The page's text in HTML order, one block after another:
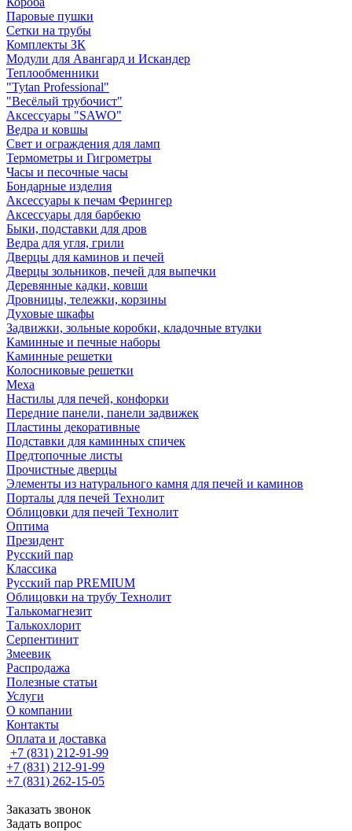
Паровые пушки
Сетки на трубы
Комплекты ЗК
Модули для Авангард и Искандер
Теплообменники
"Tytan Professional"
"Весёлый трубочист"
Аксессуары "SAWO"
Ведра и ковшы
Свет и ограждения для ламп
Термометры и Гигрометры
Часы и песочные часы
Бондарные изделия
Аксессуары к печам Ферингер
Аксессуары для барбекю
Быки, подставки для дров
Ведра для угля, грили
Дверцы для каминов и печей
Дверцы зольников, печей для выпечки
Деревянные кадки, ковши
Дровницы, тележки, корзины
Духовые шкафы
Задвижки, зольные коробки, кладочные втулки
Каминные и печные наборы
Каминные решетки
Колосниковые решетки
Меха
Настилы для печей, конфорки
Передние панели, панели задвижек
Пластины декоративные
Подставки для каминных спичек
Предтопочные листы
Прочистные дверцы
Элементы из натурального камня для печей и каминов
Порталы для печей Технолит
Облицовки для печей Технолит
Оптима
Президент
Русский пар
Классика
Русский пар PREMIUM
Облицовки на трубу Технолит
Талькомагнезит
Талькохлорит
Серпентинит
Змеевик
Распродажа
Полезные статьи
Услуги
О компании
Контакты
Оплата и доставка
+7 (831) 212-91-99
+7 (831) 212-91-99
+7 (831) 262-15-05
Заказать звонок
Задать вопрос